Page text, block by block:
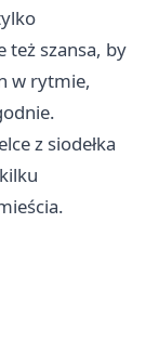
też szansa, by
w rytmie,
z siodełka